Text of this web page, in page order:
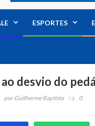
ESPORTES
ao desvio do
porGuilherme Baptista 0